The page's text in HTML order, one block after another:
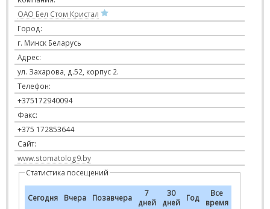
ОАО Бел Стом Кристал
Город:
г. Минск Беларусь
Адрес:
ул. Захарова, д.52, корпус 2.
Телефон:
+375172940094
Факс:
+375 172853644
Сайт:
www.stomatolog9.by
Статистика посещений
Сегодня Вчера Позавчера
7
дней
30
дней
Год
Все
время